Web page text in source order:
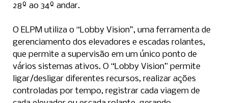
28º ao 34º andar.
O ELPM utiliza o “Lobby Vision”, uma ferramenta de
gerenciamento dos elevadores e escadas rolantes,
que permite a supervisão em um único ponto de
vários sistemas ativos. O “Lobby Vision” permite
ligar/desligar diferentes recursos, realizar ações
controladas por tempo, registrar cada viagem de